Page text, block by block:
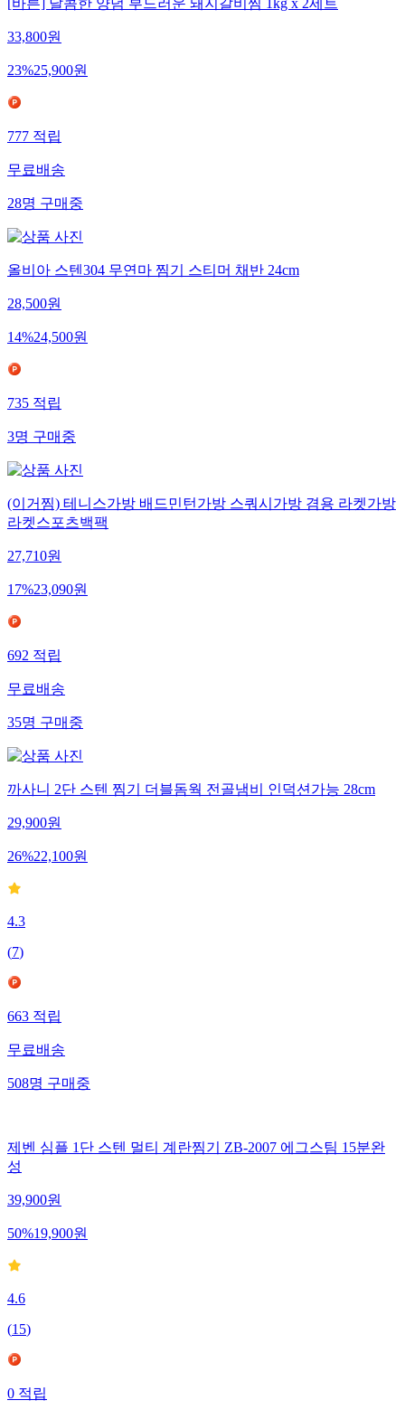
[바른] 달콤한 양념 부드러운 돼지갈비찜 1kg x 2세트
33,800원
23%25,900원
777적립
무료배송
28명구매중
올비아 스텐304 무연마 찜기 스티머 채반 24cm
28,500원
14%24,500원
735적립
3명구매중
(이거찜) 테니스가방 배드민턴가방 스쿼시가방 겸용 라켓가방
라켓스포츠백팩
27,710원
17%23,090원
692적립
무료배송
35명구매중
까사니 2단 스텐 찜기 더블돔웍 전골냄비 인덕션가능 28cm
29,900원
26%22,100원
4.3
(7)
663적립
무료배송
508명구매중
제벤 심플 1단 스텐 멀티 계란찜기 ZB-2007 에그스팀 15분완
성
39,900원
50%19,900원
4.6
(15)
0적립